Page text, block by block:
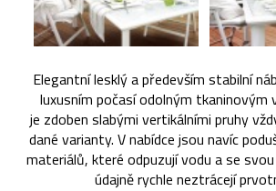
Elegantní lesklý a především stabilní
luxusním počasí odolným
je zdoben slabými vertikálními pruhy
dané varianty. V nabídce jsou navíc
materiálů, které odpuzují vodu a se
údajně rychle neztrácejí